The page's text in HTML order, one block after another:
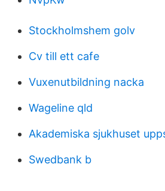
Stockholmshem golv
Cv till ett cafe
Vuxenutbildning nacka
Wageline qld
Akademiska sjukhuset
Swedbank b